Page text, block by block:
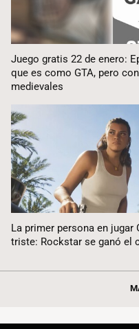
Juego gratis 22 de enero:
que es como GTA, pero
medievales
La primer persona en jugar
triste: Rockstar se ganó el